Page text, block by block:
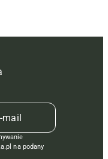
na podany